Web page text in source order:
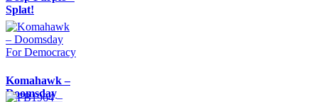
Splat!
Komahawk –
Doomsday